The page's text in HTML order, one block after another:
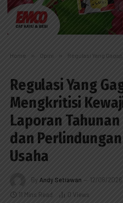
Home » Opini » Regulasi Yang Gagap: Mengkritisi Kewajiban
Regulasi Yang
Mengkritisi
Laporan
dan
Usaha
ByAndy Setiawan 12/06/
11 Mins Read 0 Views